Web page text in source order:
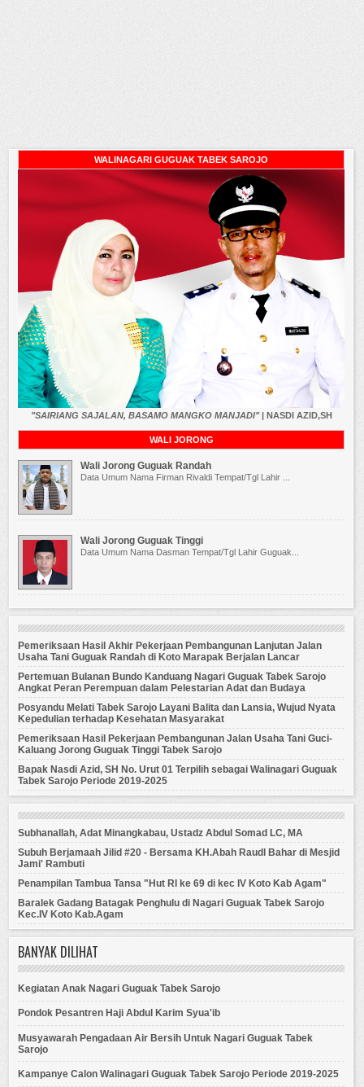
WALINAGARI GUGUAK TABEK SAROJO
"SAIRIANG SAJALAN, BASAMO MANGKO MANJADI"| NASDI AZID,SH
WALI JORONG
Wali Jorong Guguak Randah
Data Umum Nama Firman Rivaldi Tempat/Tgl Lahir ...
Wali Jorong Guguak Tinggi
Data Umum Nama Dasman Tempat/Tgl Lahir Guguak...
Pemeriksaan Hasil Akhir Pekerjaan Pembangunan Lanjutan Jalan
Usaha Tani Guguak Randah di Koto Marapak Berjalan Lancar
Pertemuan Bulanan Bundo Kanduang Nagari Guguak Tabek Sarojo
Angkat Peran Perempuan dalam Pelestarian Adat dan Budaya
Posyandu Melati Tabek Sarojo Layani Balita dan Lansia, Wujud Nyata
Kepedulian terhadap Kesehatan Masyarakat
Pemeriksaan Hasil Pekerjaan Pembangunan Jalan Usaha Tani Guci-
Kaluang Jorong Guguak Tinggi Tabek Sarojo
Bapak Nasdi Azid, SH No. Urut 01 Terpilih sebagai Walinagari Guguak
Tabek Sarojo Periode 2019-2025
Subhanallah, Adat Minangkabau, Ustadz Abdul Somad LC, MA
Subuh Berjamaah Jilid #20 - Bersama KH.Abah Raudl Bahar di Mesjid
Jami' Rambuti
Penampilan Tambua Tansa "Hut RI ke 69 di kec IV Koto Kab Agam"
Baralek Gadang Batagak Penghulu di Nagari Guguak Tabek Sarojo
Kec.IV Koto Kab.Agam
BANYAK DILIHAT
Kegiatan Anak Nagari Guguak Tabek Sarojo
Pondok Pesantren Haji Abdul Karim Syua'ib
Musyawarah Pengadaan Air Bersih Untuk Nagari Guguak Tabek
Sarojo
Kampanye Calon Walinagari Guguak Tabek Sarojo Periode 2019-2025